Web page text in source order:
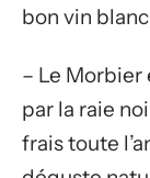
bon vin
– Le
par la raie
frais toute